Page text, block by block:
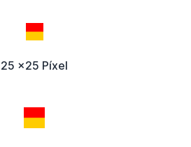
25 x25 Píxel